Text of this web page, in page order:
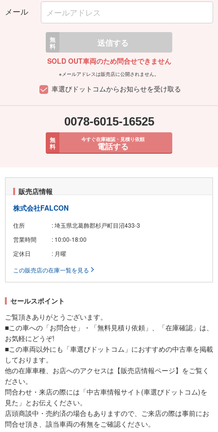
メール
無
料 送信する
SOLD OUT車両のため問合せできません
※メールアドレスは販売店に公開されません。
車選びドットコムからお知らせを受け取る
0078-6015-16525
無
料
今すぐ在庫確認・見積り依頼
電話する
販売店情報
株式会社FALCON
住所
: 埼玉県北葛飾郡杉戸町目沼433-3
営業時間
: 10:00-18:00
定休日
: 月曜
この販売店の在庫一覧を見る
セールスポイント
ご覧頂きありがとうございます。
■この車への「お問合せ」・「無料見積り依頼」、「在庫確認」は、
お気軽にどうぞ!
■この車両以外にも「車選びドットコム」におすすめの中古車を掲載
しております。
他の在庫車種、お店へのアクセスは【販売店情報ページ】をご覧く
ださい。
問合わせ・来店の際には「中古車情報サイト(車選びドットコム)を
見た」とお伝えください。
店頭商談中・売約済の場合もありますので、ご来店の際は事前にお
問合せ頂き、該当車両の有無をご確認ください。